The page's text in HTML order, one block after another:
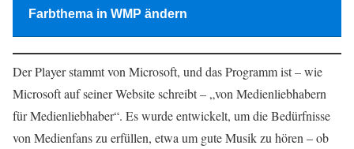
Farbthema in WMP ändern
Der Player stammt von Microsoft, und das Programm ist – wie
Microsoft auf seiner Website schreibt – „von Medienliebhabern
für Medienliebhaber“. Es wurde entwickelt, um die Bedürfnisse
von Medienfans zu erfüllen, etwa um gute Musik zu hören – ob